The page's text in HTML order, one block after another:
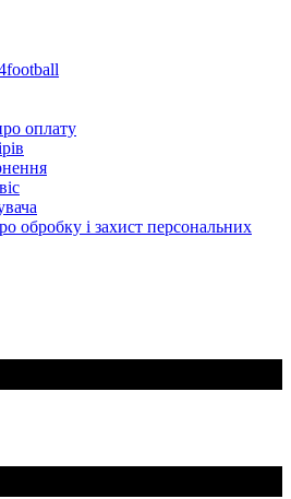
оплату
обробку і захист персональних